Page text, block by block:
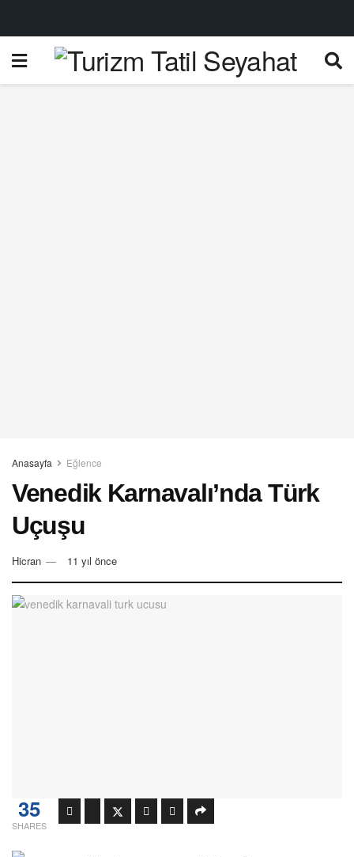
Anasayfa Eğlence
Venedik Karnavalı’nda Türk
Uçuşu
Hicran 11 yıl önce
35
SHARES